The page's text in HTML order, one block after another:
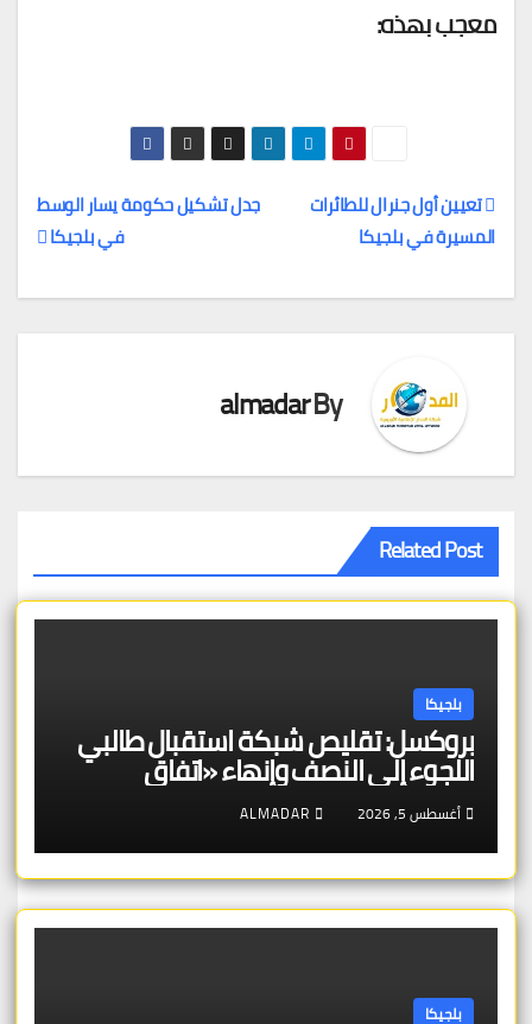
معجب بهذه:
تصفّح
المقالات
جدل تشكيل حكومة يسار الوسط
في بلجيكا
تعيين أول جنرال للطائرات
المسيرة في بلجيكا
By
almadar
Related Post
بلجيكا
بروكسل: تقليص شبكة استقبال طالبي
اللجوء إلى النصف وإنهاء «اتفاق
بروكسل»
أغسطس 5, 2026 ALMADAR
بلجيكا